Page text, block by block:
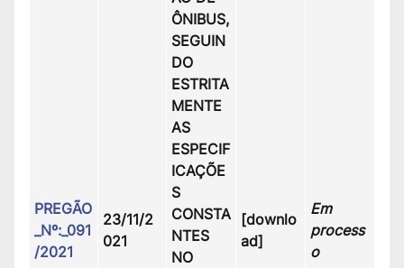
PREGÃO
_Nº:_091
/2021
23/11/2
021
ÔNIBUS,
SEGUIN
DO
ESTRITA
MENTE
AS
ESPECIF
ICAÇÕE
S
CONSTA
NTES
NO
[downlo
ad]
Em
process
o